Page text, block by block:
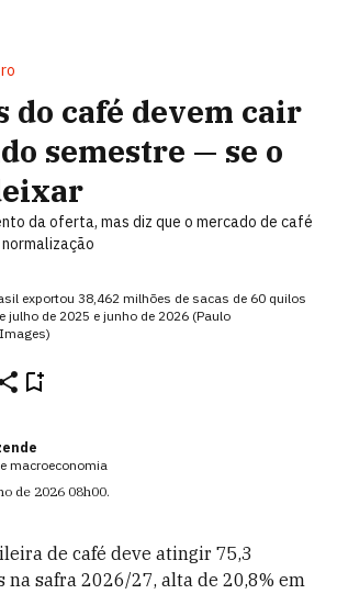
do café devem cair
semestre — se o
da oferta, mas diz que o mercado de café
exportou 38,462 milhões de sacas de 60 quilos
julho de 2025 e junho de 2026 (Paulo
macroeconomia
de 2026 08h00.
de café deve atingir 75,3
na safra 2026/27, alta de 20,8% em